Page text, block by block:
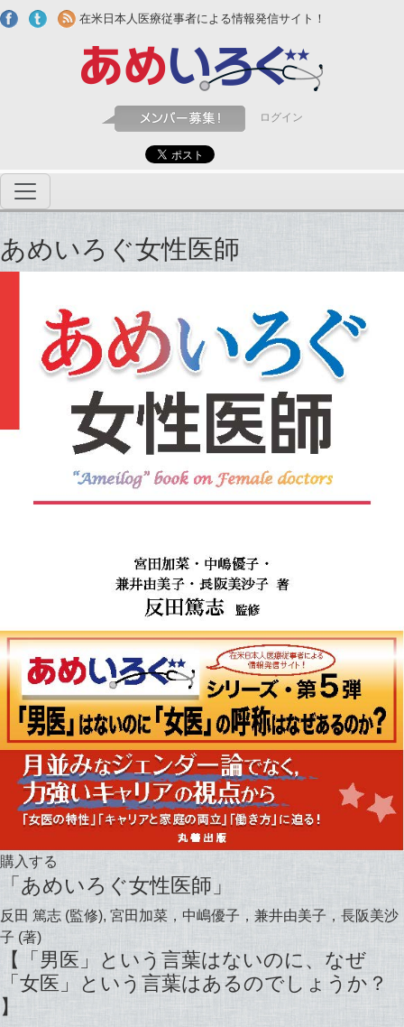
Skip to main content
在米日本人医療従事者による情報発信サイト！
ログイン
あめいろぐ女性医師
購入する
「あめいろぐ女性医師」
反田 篤志 (監修), 宮田加菜，中嶋優子，兼井由美子，長阪美沙
子 (著)
【「男医」という言葉はないのに、なぜ
「女医」という言葉はあるのでしょうか？
】